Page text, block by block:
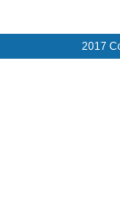
2017